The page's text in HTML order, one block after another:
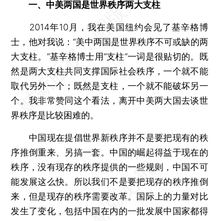
一、中美两国是世界秩序两大支柱
2014年10月，我在美国纽约会见了基辛格博
士，他对我说：“美中两国是世界秩序不可或缺的两
大支柱。”基辛格博士用“支柱”一词是很贴切的。既
然是两大支柱共同支撑国际社会秩序，一个就不能
取代另外一个；既然是支柱，一个就不能破坏另一
个。我非常赞同这个看法，离开中美两大国去谈世
界秩序是比较困难的。
中国现在提倡世界新秩序并不是要把现有的秩
序推倒重来、另搞一套。中国的崛起得益于现在的
秩序，没有现存的秩序提供的一些规则，中国不可
能发展这么快。所以我们不是要把现存的秩序推倒
来，但是现存的秩序需要改革。国际上的力量对比
发生了变化，包括中国在内的一批发展中国家都得